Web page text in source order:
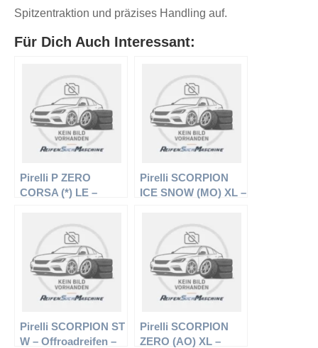
Spitzentraktion und präzises Handling auf.
Für Dich Auch Interessant:
Pirelli P ZERO
CORSA (*) LE –
Sommerreifen
Pirelli SCORPION
ICE SNOW (MO) XL –
Winterreifen
Pirelli SCORPION ST
W – Offroadreifen –
Pirelli SCORPION
ZERO (AO) XL –